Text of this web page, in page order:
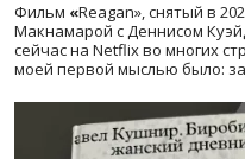
Фильм «Reagan», снятый в
Макнамарой с Деннисом
сейчас на Netflix во многих
моей первой мыслью было: